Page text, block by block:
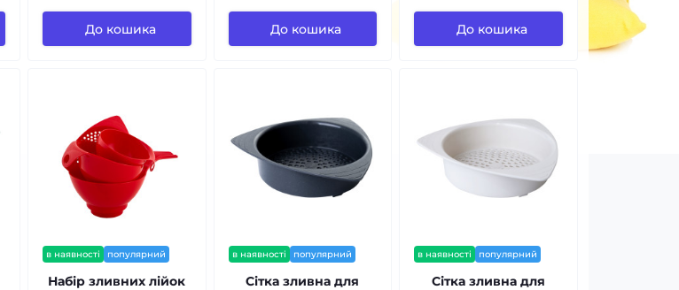
До кошика До кошика До кошика
в наявності популярний
Набір зливних лійок
в наявності популярний
Сітка зливна для
в наявності популярний
Сітка зливна для